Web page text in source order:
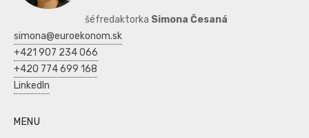
šéfredaktorka Simona Česaná
simona@euroekonom.sk
+421 907 234 066
+420 774 699 168
LinkedIn
MENU